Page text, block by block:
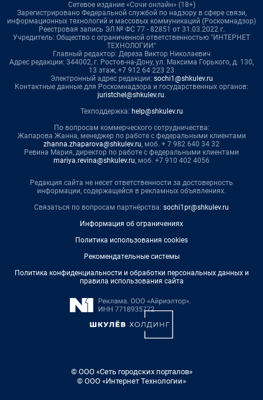
Сетевое издание «Сочи онлайн» (18+)
Зарегистрировано Федеральной службой по надзору в сфере связи,
информационных технологий и массовых коммуникаций (Роскомнадзор)
Реестровая запись ЭЛ № ФС 77 - 82851 от 31.03.2022 г.
Учредитель: Общество с ограниченной ответственностью "ИНТЕРНЕТ
ТЕХНОЛОГИИ"
Главный редактор: Дереза Виктор Николаевич
Адрес редакции: 344002, г. Ростов-на-Дону, ул. Максима Горького, д. 130,
13 этаж, +7 912 64 223 23
Электронный адрес редакции: sochi1@shkulev.ru
Контактные данные для Роскомнадзора и государственных органов:
juristchel@shkulev.ru.
Техподдержка: help@shkulev.ru
По вопросам коммерческого сотрудничества:
Жапарова Жанна, менеджер по работе с федеральными клиентами
zhanna.zhaparova@shkulev.ru, моб. + 7 982 640 34 32
Ревина Мария, директор по работе с федеральными клиентами
mariya.revina@shkulev.ru, моб. +7 910 402 4056
Редакция сайта не несет ответственности за достоверность
информации, содержащейся в рекламных объявлениях.
Связаться по вопросам партнёрства: sochi1pr@shkulev.ru
Информация об ограничениях
Политика использования cookies
Рекомендательные системы
Политика конфиденциальности и обработки персональных данных и
правила использования сайта
© ООО «Сеть городских порталов»
© ООО «Интернет Технологии»